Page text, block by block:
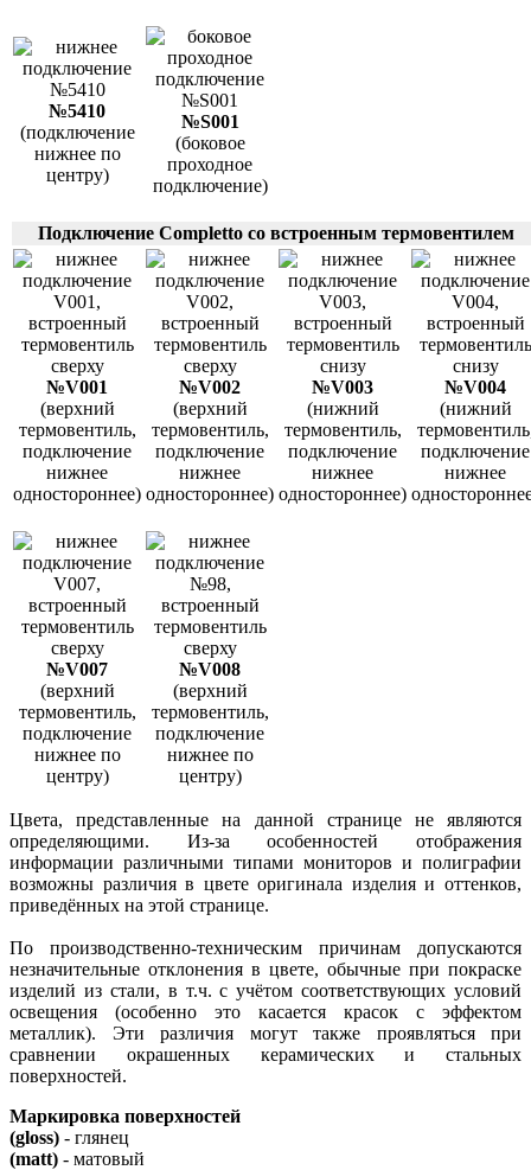
№5410
(подключение
нижнее по
центру)
№S001
(боковое
проходное
подключение)
Подключение Completto со встроенным термовентилем
№V001
(верхний
термовентиль,
подключение
нижнее
одностороннее)
№V002
(верхний
термовентиль,
подключение
нижнее
одностороннее)
№V003
(нижний
термовентиль,
подключение
нижнее
одностороннее)
№V004
(нижний
подключение
нижнее
№V007
(верхний
термовентиль,
подключение
нижнее по
центру)
№V008
(верхний
термовентиль,
подключение
нижнее по
центру)
Цвета, представленные на данной странице не являются
определяющими. Из-за особенностей отображения
информации различными типами мониторов и полиграфии
возможны различия в цвете оригинала изделия и оттенков,
приведённых на этой странице.
По производственно-техническим причинам допускаются
незначительные отклонения в цвете, обычные при покраске
изделий из стали, в т.ч. с учётом соответствующих условий
освещения (особенно это касается красок с эффектом
металлик). Эти различия могут также проявляться при
сравнении окрашенных керамических и стальных
поверхностей.
Маркировка поверхностей
(gloss) - глянец
(matt) - матовый